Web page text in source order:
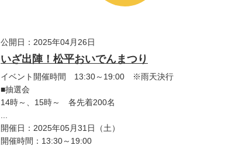
公開日：2025年04月26日
いざ出陣！松平おいでんまつり
イベント開催時間 13:30～19:00 ※雨天決行
■抽選会
14時～、15時～ 各先着200名
開催日：2025年05月31日（土）
開催時間：13:30～19:00